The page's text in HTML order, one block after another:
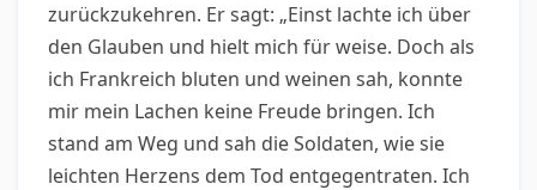
zurückzukehren. Er sagt: „Einst lachte ich über
den Glauben und hielt mich für weise. Doch als
ich Frankreich bluten und weinen sah, konnte
mir mein Lachen keine Freude bringen. Ich
stand am Weg und sah die Soldaten, wie sie
leichten Herzens dem Tod entgegentraten. Ich